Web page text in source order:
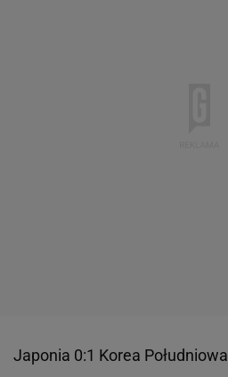
Japonia 0:1 Korea Południowa